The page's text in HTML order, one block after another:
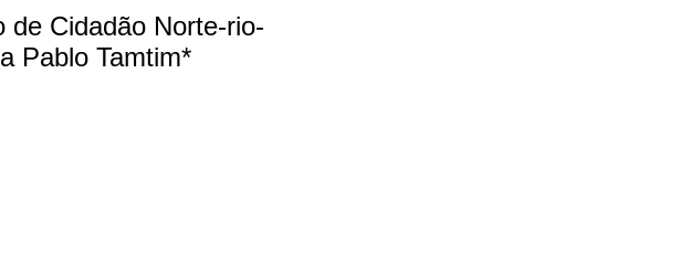
de Cidadão Norte-rio-
Pablo Tamtim*